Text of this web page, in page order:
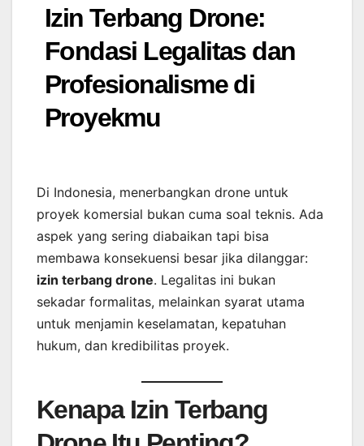
Izin Terbang Drone:
Fondasi Legalitas dan
Profesionalisme di
Proyekmu
Di Indonesia, menerbangkan drone untuk
proyek komersial bukan cuma soal teknis. Ada
aspek yang sering diabaikan tapi bisa
membawa konsekuensi besar jika dilanggar:
izin terbang drone. Legalitas ini bukan
sekadar formalitas, melainkan syarat utama
untuk menjamin keselamatan, kepatuhan
hukum, dan kredibilitas proyek.
Kenapa Izin Terbang